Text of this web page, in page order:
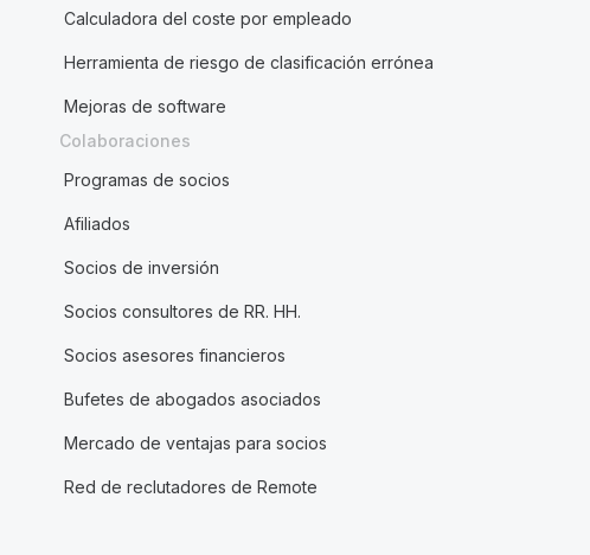
Calculadora del coste por empleado
Herramienta de riesgo de clasificación errónea
Mejoras de software
Colaboraciones
Programas de socios
Afiliados
Socios de inversión
Socios consultores de RR. HH.
Socios asesores financieros
Bufetes de abogados asociados
Mercado de ventajas para socios
Red de reclutadores de Remote